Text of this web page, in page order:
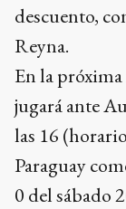
descuento,
Reyna.
En la
jugará ante
las 16
Paraguay
0 del sábado